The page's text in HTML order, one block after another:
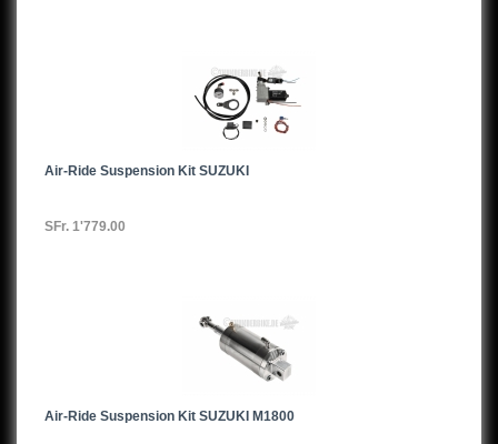
Air-Ride Suspension Kit SUZUKI
SFr. 1'779.00
Air-Ride Suspension Kit SUZUKI M1800